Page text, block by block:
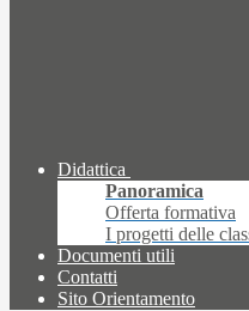
Didattica
Panoramica
Offerta formativa
I progetti delle
Documenti utili
Contatti
Sito Orientamento